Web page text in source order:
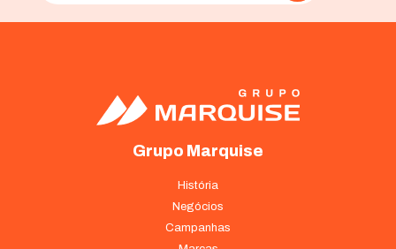
Grupo Marquise
História
Negócios
Campanhas